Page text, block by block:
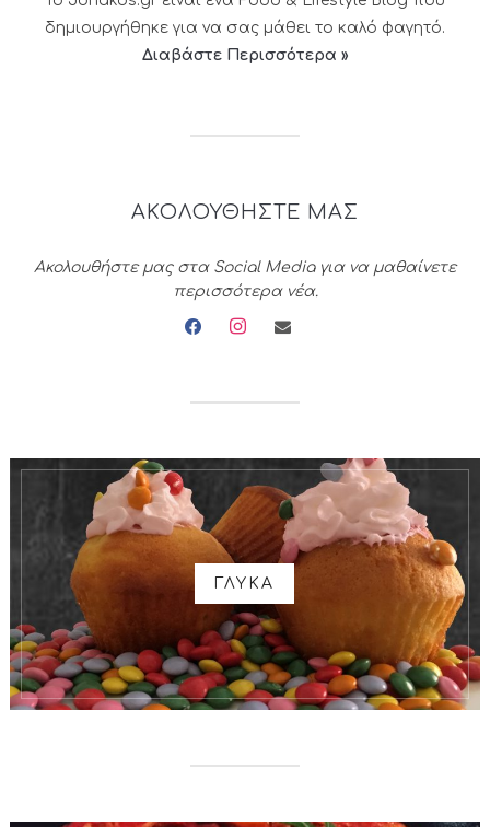
δημιουργήθηκε για να σας μάθει το καλό φαγητό.
Διαβάστε Περισσότερα »
ΑΚΟΛΟΥΘΗΣΤΕ ΜΑΣ
Ακολουθήστε μας στα Social Media για να μαθαίνετε
περισσότερα νέα.
facebookinstagramenvelope
ΓΛΥΚΑ